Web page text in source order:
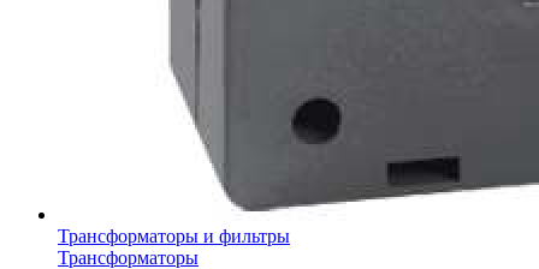
Трансформаторы и фильтры
Трансформаторы